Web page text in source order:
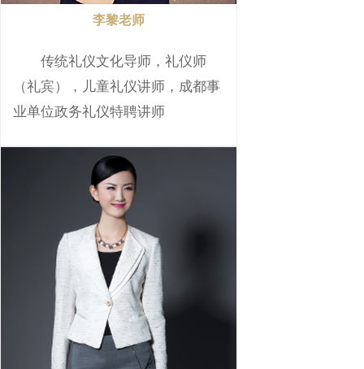
李黎老师
传统礼仪文化导师，礼仪师
（礼宾），儿童礼仪讲师，成都事
业单位政务礼仪特聘讲师